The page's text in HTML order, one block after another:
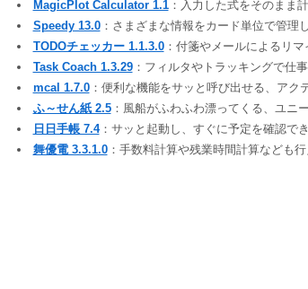
MagicPlot Calculator 1.1：入力した式をそのまま
Speedy 13.0：さまざまな情報をカード単位で管理
TODOチェッカー 1.1.3.0：付箋やメールによるリ
Task Coach 1.3.29：フィルタやトラッキングで仕
mcal 1.7.0：便利な機能をサッと呼び出せる、ア
ふ～せん紙 2.5：風船がふわふわ漂ってくる、ユニ
日日手帳 7.4：サッと起動し、すぐに予定を確認で
舞優電 3.3.1.0：手数料計算や残業時間計算なども